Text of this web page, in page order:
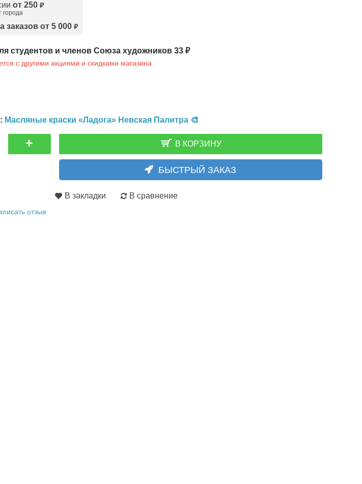
от 250 ₽
города
заказов от 5 000₽
студентов и членов Союза художников 33 ₽
с другими акциями и скидками магазина
Масляные краски «Ладога» Невская Палитра 🎨
+ В КОРЗИНУ
БЫСТРЫЙ ЗАКАЗ
В закладки В сравнение
отзыв